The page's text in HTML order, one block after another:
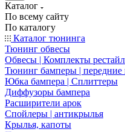
Каталог
По всему сайту
По каталогу
Каталог тюнинга
Тюнинг обвесы
Обвесы | Комплекты
Тюнинг бамперы | передние
Юбка бампера | Сплиттеры
Диффузоры бампера
Расширители арок
Спойлеры | антикрылья
Крылья, капоты